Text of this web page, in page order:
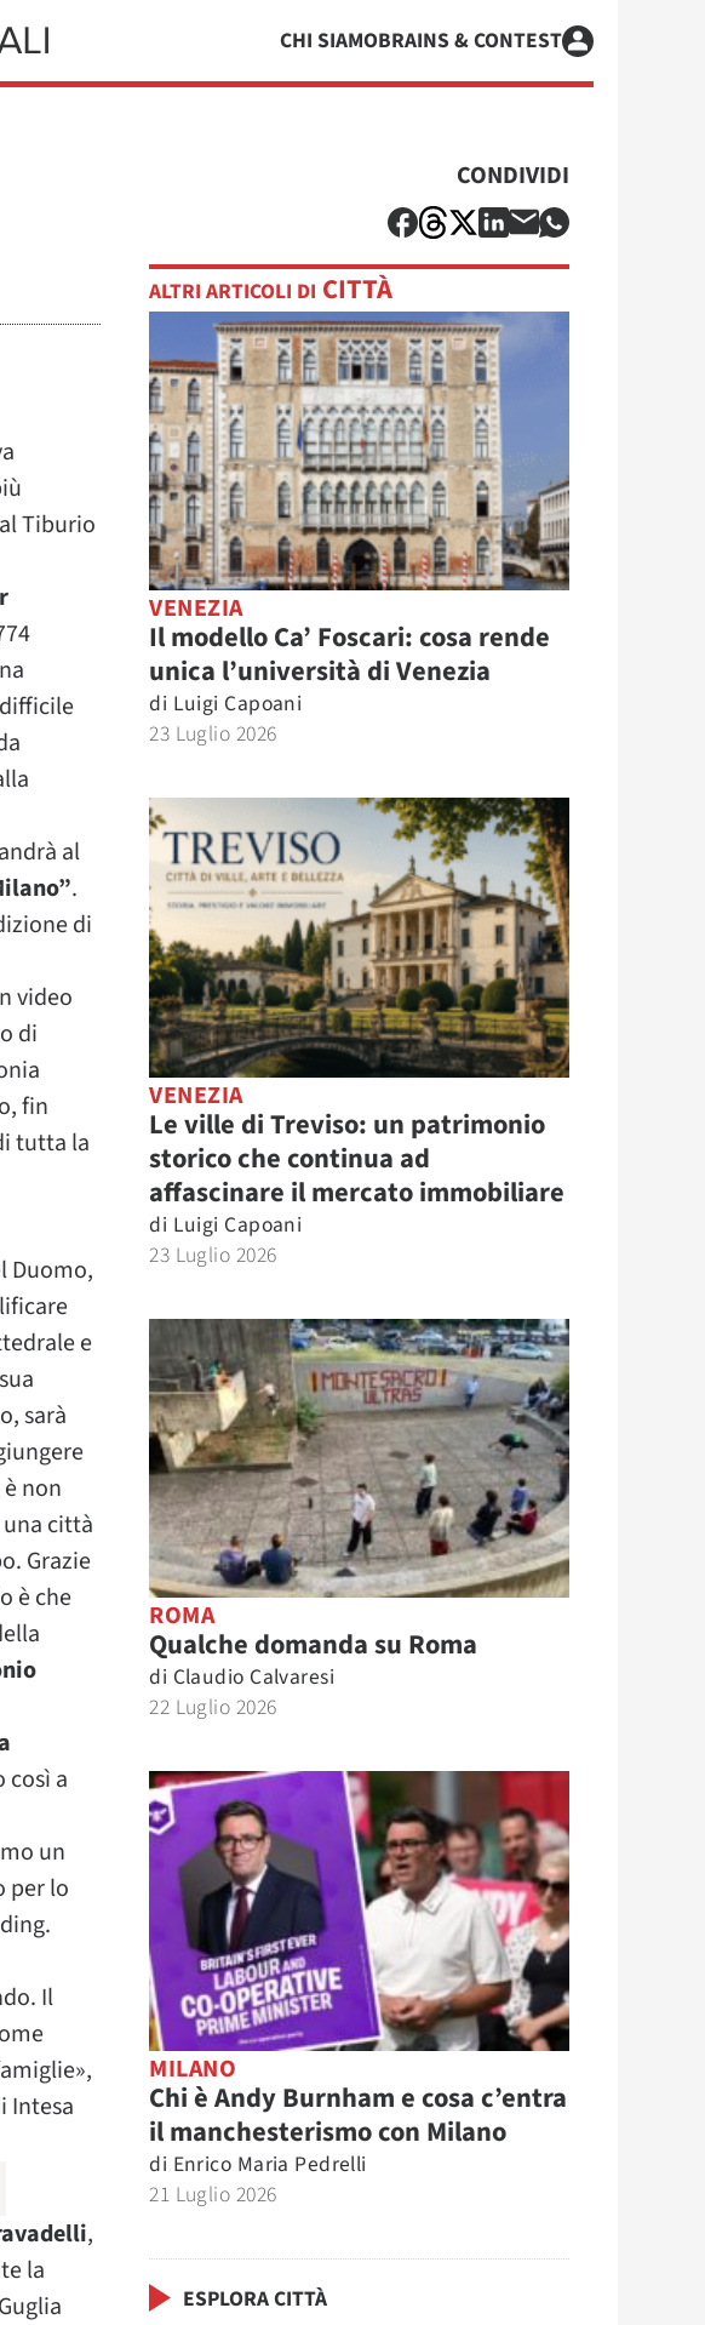
CHI SIAMOBRAINS & CONTEST
Tiburio
al
.
di
video
di
fin
tutta la
Duomo,
e
sarà
non
città
Grazie
è che
così a
un
per lo
Il
Intesa
,
la
CONDIVIDI
ALTRI ARTICOLI DI CITTÀ
VENEZIA
Il modello Ca’ Foscari: cosa rende
unica l’università di Venezia
di Luigi Capoani
23 Luglio 2026
VENEZIA
Le ville di Treviso: un patrimonio
storico che continua ad
affascinare il mercato immobiliare
di Luigi Capoani
23 Luglio 2026
ROMA
Qualche domanda su Roma
di Claudio Calvaresi
22 Luglio 2026
MILANO
Chi è Andy Burnham e cosa c’entra
il manchesterismo con Milano
di Enrico Maria Pedrelli
21 Luglio 2026
ESPLORA CITTÀ